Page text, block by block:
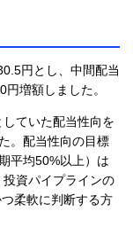
円とし、中間配当
増額しました。
ていた配当性向を
。配当性向の目標
平均50%以上）は
資パイプラインの
柔軟に判断する方